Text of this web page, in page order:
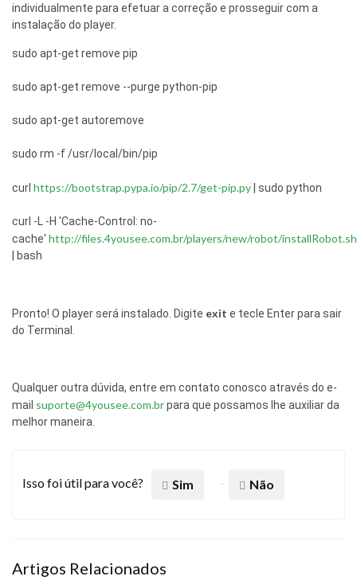
individualmente para efetuar a correção e prosseguir com a
instalação do player.
sudo apt-get remove pip
sudo apt-get remove --purge python-pip
sudo apt-get autoremove
sudo rm -f /usr/local/bin/pip
curl https://bootstrap.pypa.io/pip/2.7/get-pip.py | sudo python
curl -L -H 'Cache-Control: no-
cache' http://files.4yousee.com.br/players/new/robot/installRobot.sh
| bash
Pronto! O player será instalado. Digite exit e tecle Enter para sair
do Terminal.
Qualquer outra dúvida, entre em contato conosco através do e-
mail suporte@4yousee.com.brpara que possamos lhe auxiliar da
melhor maneira.
Isso foi útil para você? Sim Não
Artigos Relacionados